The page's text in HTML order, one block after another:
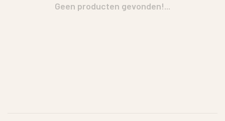
Geen producten gevonden!...